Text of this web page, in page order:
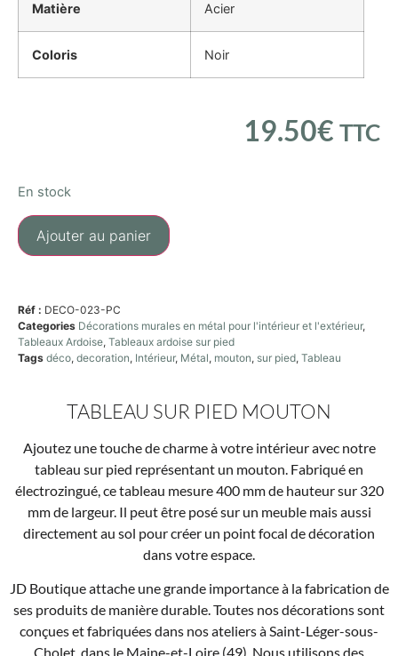
Matière Acier
Coloris Noir
19.50€ TTC
En stock
Ajouter au panier
Réf : DECO-023-PC
Categories Décorations murales en métal pour l'intérieur et l'extérieur,
Tableaux Ardoise, Tableaux ardoise sur pied
Tags déco, decoration, Intérieur, Métal, mouton, sur pied, Tableau
TABLEAU SUR PIED MOUTON
Ajoutez une touche de charme à votre intérieur avec notre
tableau sur pied représentant un mouton. Fabriqué en
électrozingué, ce tableau mesure 400 mm de hauteur sur 320
mm de largeur. Il peut être posé sur un meuble mais aussi
directement au sol pour créer un point focal de décoration
dans votre espace.
JD Boutique attache une grande importance à la fabrication de
ses produits de manière durable. Toutes nos décorations sont
conçues et fabriquées dans nos ateliers à Saint-Léger-sous-
Cholet, dans le Maine-et-Loire (49). Nous utilisons des